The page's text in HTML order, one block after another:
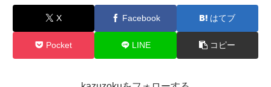
X Facebook はてブ
Pocket LINE コピー